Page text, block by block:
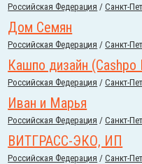
Российcкая Федерация /Санкт-
Дом Семян
Российcкая Федерация /Санкт-
Кашпо дизайн (Cashpo
Российcкая Федерация /Санкт-
Иван и Марья
Российcкая Федерация /Санкт-
ВИТГРАСС-ЭКО, ИП
Российcкая Федерация /Санкт-